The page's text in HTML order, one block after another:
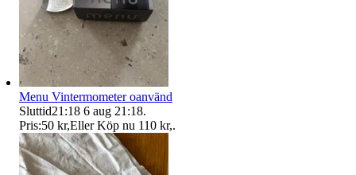
Menu Vintermometer oanvänd
Sluttid21:18 6 aug 21:18.
Pris:50 kr,Eller Köp nu 110 kr,.